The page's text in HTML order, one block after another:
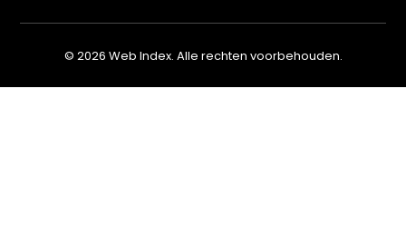
© 2026 Web Index. Alle rechten voorbehouden.